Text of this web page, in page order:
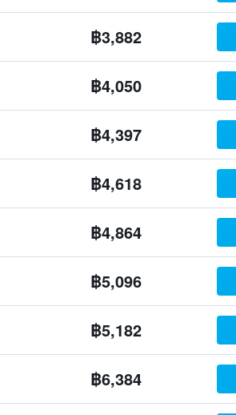
฿3,882
฿4,050
฿4,397
฿4,618
฿4,864
฿5,096
฿5,182
฿6,384